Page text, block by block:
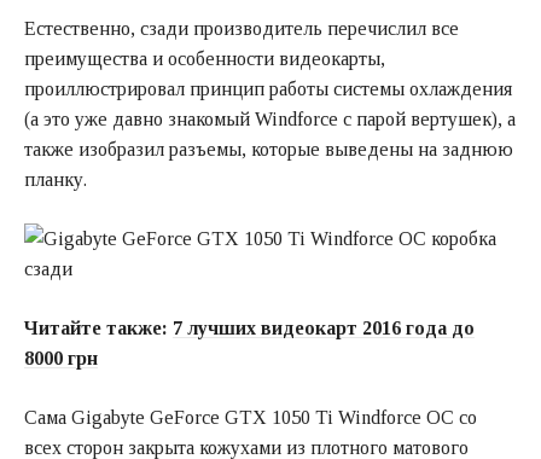
Естественно, сзади производитель перечислил все
преимущества и особенности видеокарты,
проиллюстрировал принцип работы системы охлаждения
(а это уже давно знакомый Windforce с парой вертушек), а
также изобразил разъемы, которые выведены на заднюю
планку.
Читайте также: 7 лучших видеокарт 2016 года до
8000 грн
Сама Gigabyte GeForce GTX 1050 Ti Windforce OC со
всех сторон закрыта кожухами из плотного матового